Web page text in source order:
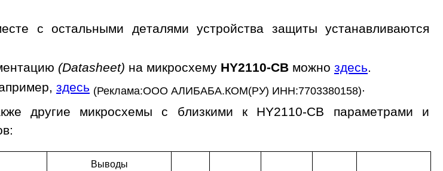
с остальными деталями устройства защиты устанавливаются
(Datasheet) на микросхему HY2110-CB можно здесь.
здесь (Реклама:ООО АЛИБАБА.КОМ(РУ) ИНН:7703380158).
другие микросхемы с близкими к HY2110-CB параметрами и
Выводы